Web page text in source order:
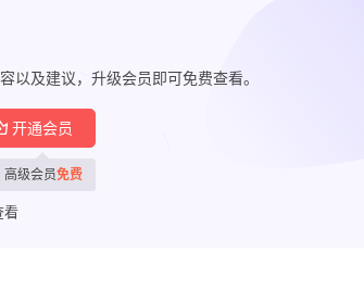
以及建议，升级会员即可免费查看。
开通会员
高级会员免费
看